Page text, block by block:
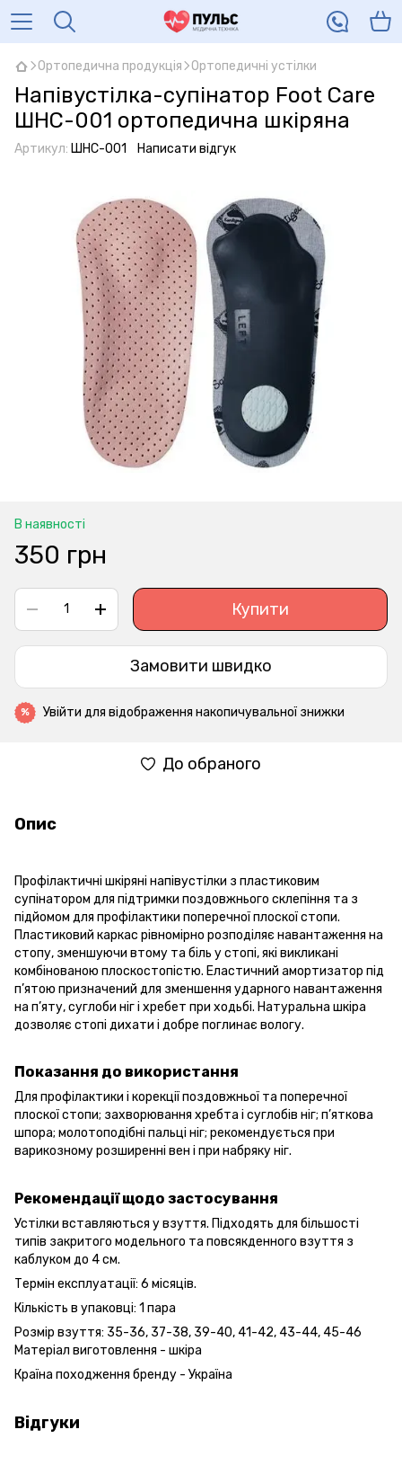
Ортопедична продукція Ортопедичні устілки
Напівустілка-супінатор Foot Care
ШНС-001 ортопедична шкіряна
Артикул: ШНС-001 Написати відгук
В наявності
350 грн
Купити
Замовити швидко
% Увійти для відображення накопичувальної знижки
До обраного
Опис
Профілактичні шкіряні напівустілки з пластиковим
супінатором для підтримки поздовжнього склепіння та з
підйомом для профілактики поперечної плоскої стопи.
Пластиковий каркас рівномірно розподіляє навантаження на
стопу, зменшуючи втому та біль у стопі, які викликані
комбінованою плоскостопістю. Еластичний амортизатор під
п’ятою призначений для зменшення ударного навантаження
на п’яту, суглоби ніг і хребет при ходьбі. Натуральна шкіра
дозволяє стопі дихати і добре поглинає вологу.
Показання до використання
Для профілактики і корекції поздовжньої та поперечної
плоскої стопи; захворювання хребта і суглобів ніг; п’яткова
шпора; молотоподібні пальці ніг; рекомендується при
варикозному розширенні вен і при набряку ніг.
Рекомендації щодо застосування
Устілки вставляються у взуття. Підходять для більшості
типів закритого модельного та повсякденного взуття з
каблуком до 4 см.
Термін експлуатації: 6 місяців.
Кількість в упаковці: 1 пара
Розмір взуття: 35-36, 37-38, 39-40, 41-42, 43-44, 45-46
Матеріал виготовлення - шкіра
Країна походження бренду - Україна
Відгуки